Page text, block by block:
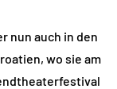
nun auch in den
wo sie am